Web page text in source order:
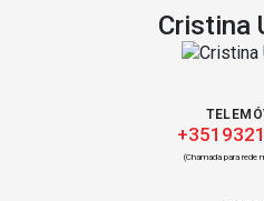
Cristina
(Chamada para rede